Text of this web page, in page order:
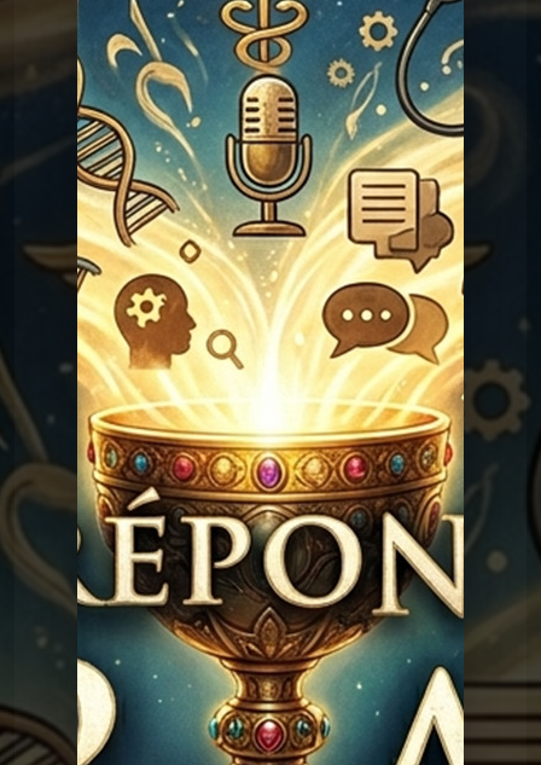
Les réponses du Graal Graal 98 - Adèle H ?
Les réponses du
Graal
Graal 97 - La croix de
prunier ?
Les réponses du
Graal
Graal 96 - Verlaine a-t-il tué
Rimbaud ?
Les réponses du
Graal
Graal 94 - Amour sans
sexe ?
Les réponses du
Graal
Graal 93 - Sodome et
Gomorrhe ?
Les réponses du
Graal
Graal 92 - Noé a-t-il
existé ?
Les réponses du
Graal
Graal 91 - Adam, Eve et le
sexe
Les réponses du
Graal
Graal 163 - La peur de
l'avion